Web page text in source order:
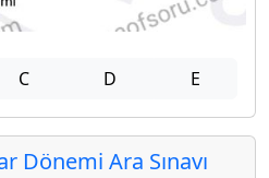
C D E
Dönemi Ara Sınavı